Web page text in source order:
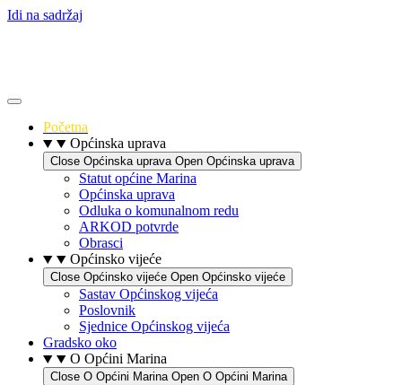
Idi na sadržaj
Početna
Općinska uprava
Close Općinska uprava Open Općinska uprava
Statut općine Marina
Općinska uprava
Odluka o komunalnom redu
ARKOD potvrde
Obrasci
Općinsko vijeće
Close Općinsko vijeće Open Općinsko vijeće
Sastav Općinskog vijeća
Poslovnik
Sjednice Općinskog vijeća
Gradsko oko
O Općini Marina
Close O Općini Marina Open O Općini Marina